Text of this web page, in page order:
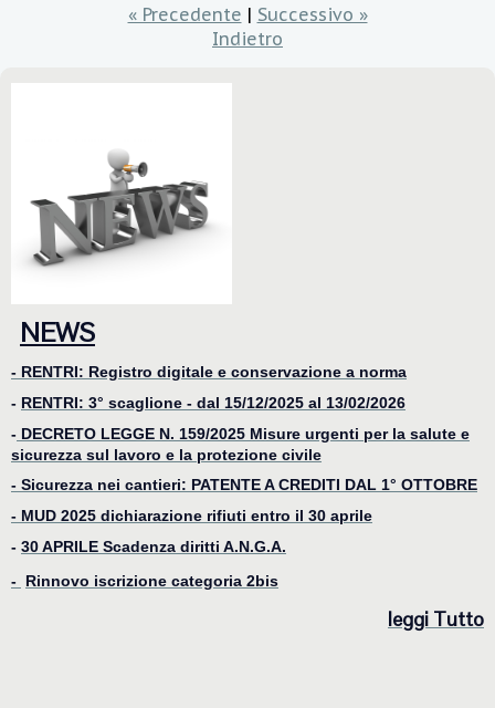
« Precedente | Successivo »
Indietro
NEWS
- RENTRI: Registro digitale e conservazione a norma
- RENTRI: 3° scaglione - dal 15/12/2025 al 13/02/2026
- DECRETO LEGGE N. 159/2025 Misure urgenti per la salute e
sicurezza sul lavoro e la protezione civile
- Sicurezza nei cantieri: PATENTE A CREDITI DAL 1° OTTOBRE
- MUD 2025 dichiarazione rifiuti entro il 30 aprile
- 30 APRILE Scadenza diritti A.N.G.A.
- Rinnovo iscrizione categoria 2bis
leggi Tutto